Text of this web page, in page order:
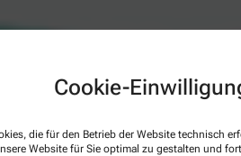
Cookie-
die für den Betrieb der Website technisch
Website für Sie optimal zu gestalten und